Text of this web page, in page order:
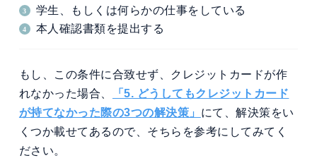
学生、もしくは何らかの仕事をしている
本人確認書類を提出する
もし、この条件に合致せず、クレジットカードが作
れなかった場合、
「5. どうしてもクレジットカード
が持てなかった際の3つの解決策」 にて、解決策をい
くつか載せてあるので、そちらを参考にしてみてく
ださい。